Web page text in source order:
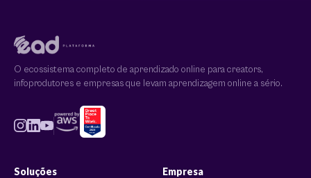
O ecossistema completo de aprendizado online para creators,
infoprodutores e empresas que levam aprendizagem online a sério.
Soluções Empresa